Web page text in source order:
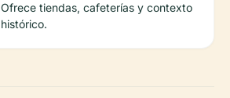
Ofrece tiendas, cafeterías y contexto
histórico.